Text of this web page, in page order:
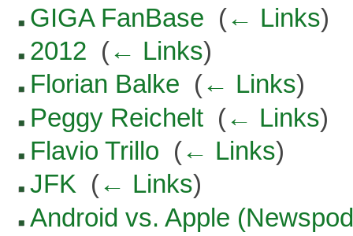
GIGA FanBase (← Links)
2012 (← Links)
Florian Balke (← Links)
Peggy Reichelt (← Links)
Flavio Trillo (← Links)
JFK (← Links)
Android vs. Apple